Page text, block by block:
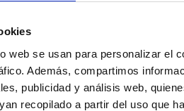
web se usan para personalizar el
Además, compartimos
publicidad y análisis web,
recopilado a partir del uso que
a nuestra